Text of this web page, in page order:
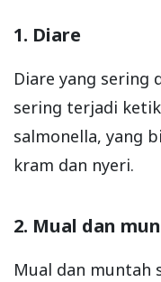
1. Diare
Diare yang sering
sering terjadi
salmonella, yang
kram dan nyeri.
2. Mual dan
Mual dan muntah